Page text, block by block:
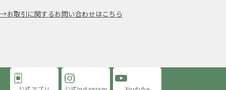
お取引に関するお問い合わせはこちら